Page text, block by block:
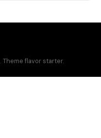
. Theme flavor starter.